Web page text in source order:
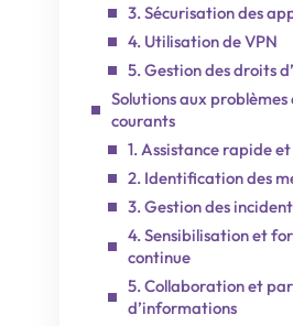
3. Sécurisation des
4. Utilisation de VPN
5. Gestion des droits
Solutions aux
courants
1. Assistance rapide
2. Identification des
3. Gestion des
4. Sensibilisation et
continue
5. Collaboration et
d’informations